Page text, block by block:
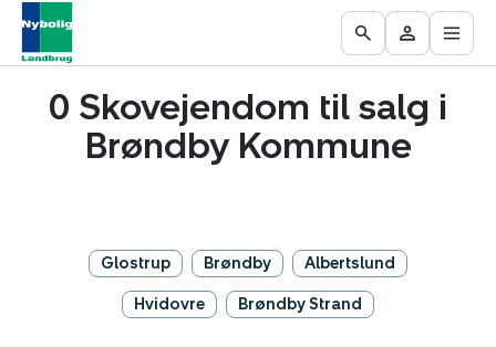
Ejendomme
til
Find
mægler
Få
vurderet
ejendom
Go
to
the
Search
page
Besøg
Mit
område
Åbn
0 Skovejendom til salg i
Brøndby Kommune
Glostrup Brøndby Albertslund
Hvidovre Brøndby Strand